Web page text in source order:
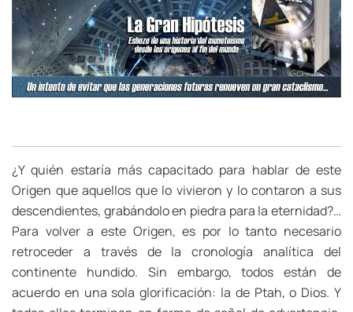
¿Y quién estaría más capacitado para hablar de este
Origen que aquellos que lo vivieron y lo contaron a sus
descendientes, grabándolo en piedra para la eternidad?…
Para volver a este Origen, es por lo tanto necesario
retroceder a través de la cronología analítica del
continente hundido. Sin embargo, todos están de
acuerdo en una sola glorificación: la de Ptah, o Dios. Y